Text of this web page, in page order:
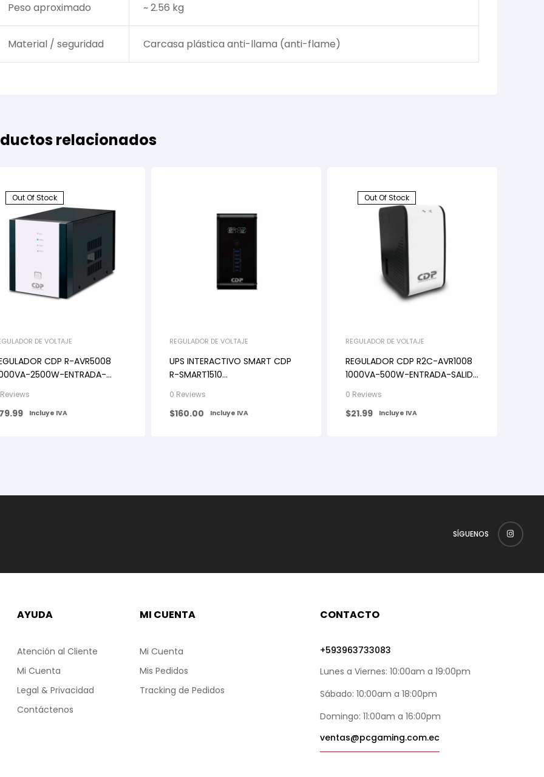
Peso aproximado ~ 2.56 kg
Material / seguridad Carcasa plástica anti-llama (anti-flame)
relacionados
Out Of Stock
DE VOLTAJE
CDP R-AVR5008
2500W-ENTRADA-
Incluye IVA
REGULADOR DE VOLTAJE
UPS INTERACTIVO SMART CDP
R-SMART1510
SALIDAS/SUP DE PICOS/LCD
0 Reviews
$160.00 Incluye IVA
Out Of Stock
REGULADOR DE VOLTAJE
REGULADOR CDP R2C-AVR1008
1000VA-500W-ENTRADA-SALIDA
0 Reviews
$21.99 Incluye IVA
SÍGUENOS
AYUDA
Atención al Cliente
Mi Cuenta
Legal & Privacidad
Contáctenos
MI CUENTA
Mi Cuenta
Mis Pedidos
Tracking de Pedidos
CONTACTO
+593963733083
Lunes a Viernes: 10:00am a 19:00pm
Sábado: 10:00am a 18:00pm
Domingo: 11:00am a 16:00pm
ventas@pcgaming.com.ec